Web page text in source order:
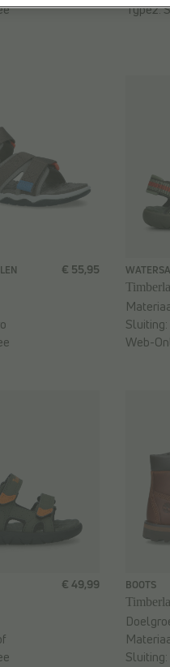
Type2:
€ 55,95
Sluiting:
Web-
€ 49,99
BOOTS
Sluiting: